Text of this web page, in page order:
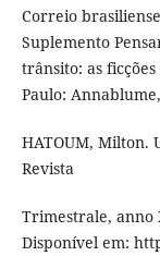
Correio
Suplemento
trânsito: as
Paulo:
HATOUM, Milton.
Revista
Trimestrale, anno
Disponível em: